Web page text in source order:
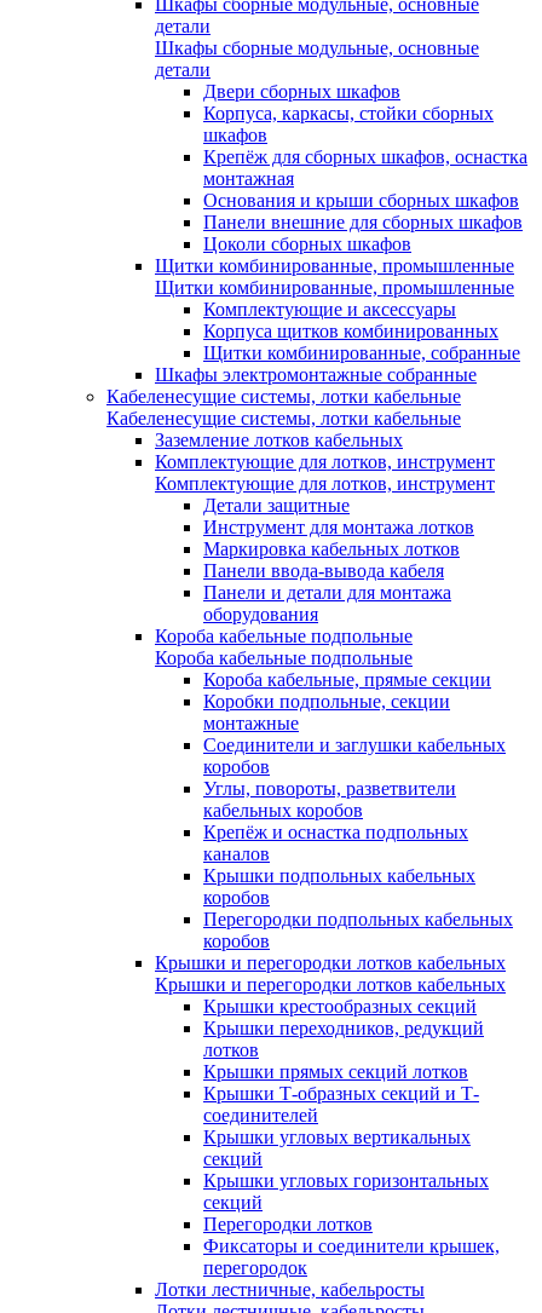
Шкафы сборные модульные, основные
детали
Шкафы сборные модульные, основные
детали
Двери сборных шкафов
Корпуса, каркасы, стойки сборных
шкафов
Крепёж для сборных шкафов, оснастка
монтажная
Основания и крыши сборных шкафов
Панели внешние для сборных шкафов
Цоколи сборных шкафов
Щитки комбинированные, промышленные
Щитки комбинированные, промышленные
Комплектующие и аксессуары
Корпуса щитков комбинированных
Щитки комбинированные, собранные
Шкафы электромонтажные собранные
Кабеленесущие системы, лотки кабельные
Кабеленесущие системы, лотки кабельные
Заземление лотков кабельных
Комплектующие для лотков, инструмент
Комплектующие для лотков, инструмент
Детали защитные
Инструмент для монтажа лотков
Маркировка кабельных лотков
Панели ввода-вывода кабеля
Панели и детали для монтажа
оборудования
Короба кабельные подпольные
Короба кабельные подпольные
Короба кабельные, прямые секции
Коробки подпольные, секции
монтажные
Соединители и заглушки кабельных
коробов
Углы, повороты, разветвители
кабельных коробов
Крепёж и оснастка подпольных
каналов
Крышки подпольных кабельных
коробов
Перегородки подпольных кабельных
коробов
Крышки и перегородки лотков кабельных
Крышки и перегородки лотков кабельных
Крышки крестообразных секций
Крышки переходников, редукций
лотков
Крышки прямых секций лотков
Крышки Т-образных секций и Т-
соединителей
Крышки угловых вертикальных
секций
Крышки угловых горизонтальных
секций
Перегородки лотков
Фиксаторы и соединители крышек,
перегородок
Лотки лестничные, кабельросты